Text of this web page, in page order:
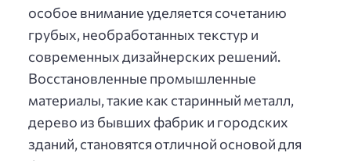
особое внимание уделяется сочетанию
грубых, необработанных текстур и
современных дизайнерских решений.
Восстановленные промышленные
материалы, такие как старинный металл,
дерево из бывших фабрик и городских
зданий, становятся отличной основой для